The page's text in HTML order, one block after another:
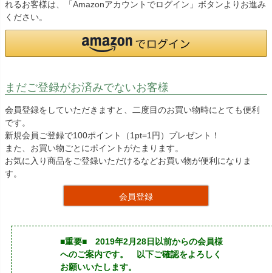
れるお客様は、「Amazonアカウントでログイン」ボタンよりお進み
ください。
まだご登録がお済みでないお客様
会員登録をしていただきますと、二度目のお買い物時にとても便利
です。
新規会員ご登録で100ポイント（1pt=1円）プレゼント！
また、お買い物ごとにポイントがたまります。
お気に入り商品をご登録いただけるなどお買い物が便利になりま
す。
会員登録
■重要■ 2019年2月28日以前からの会員様
へのご案内です。 以下ご確認をよろしく
お願いいたします。